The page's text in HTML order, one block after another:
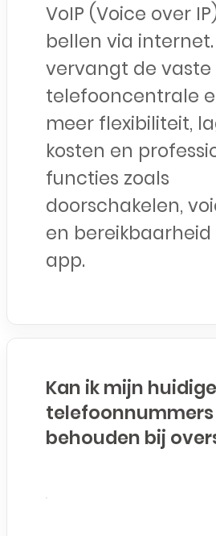
VoIP (Voice over
bellen via
vervangt de vaste
telefooncentrale
meer flexibiliteit,
kosten en
functies zoals
doorschakelen,
en bereikbaarheid
app.
Kan ik mijn huidige
telefoonnummers
behouden bij